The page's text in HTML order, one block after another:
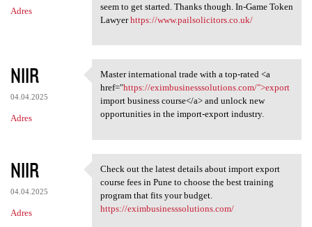
Adres
seem to get started. Thanks though. In-Game Token
Lawyerhttps://www.pailsolicitors.co.uk/
NIIR
04.04.2025
Adres
Master international trade
Master international trade with a top-rated <a
href="https://eximbusinesssolutions.com/">export
import business course</a> and unlock new
opportunities in the import-export industry.
NIIR
04.04.2025
Adres
Check out the latest details
Check out the latest details about import export
course fees in Pune to choose the best training
program that fits your budget.
https://eximbusinesssolutions.com/